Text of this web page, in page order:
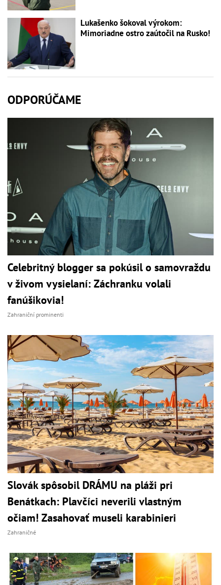
Lukašenko šokoval výrokom:
Mimoriadne ostro zaútočil na Rusko!
ODPORÚČAME
Celebritný blogger sa pokúsil o samovraždu
v živom vysielaní: Záchranku volali
fanúšikovia!
Zahraniční prominenti
Slovák spôsobil DRÁMU na pláži pri
Benátkach: Plavčíci neverili vlastným
očiam! Zasahovať museli karabinieri
Zahraničné